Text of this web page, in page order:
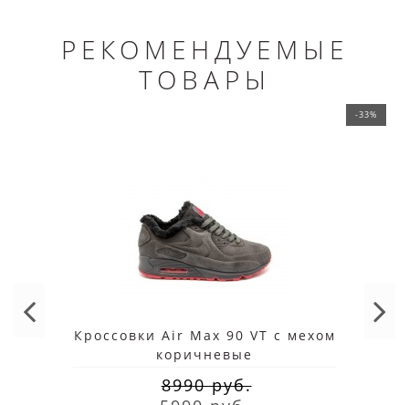
РЕКОМЕНДУЕМЫЕ
ТОВАРЫ
-33%
Кроссовки Air Max 90 VT с мехом
коричневые
8990 руб.